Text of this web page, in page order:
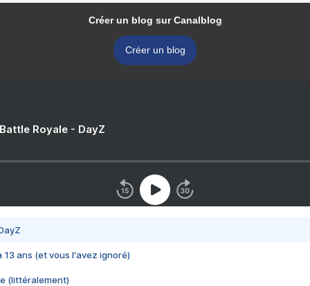
Créer un blog sur Canalblog
Créer un blog
Royale - DayZ
13 ans (et vous l'avez ignoré)
(littéralement)